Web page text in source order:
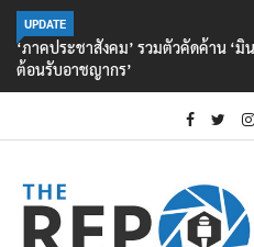
UPDATE
‘ภาคประชาสังคม’ รวมตัวคัดค้าน ‘มิน
ต้อนรับอาชญากร’